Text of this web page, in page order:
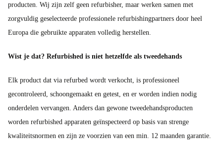
producten. Wij zijn zelf geen refurbisher, maar werken samen met
zorgvuldig geselecteerde professionele refurbishingpartners door heel
Europa die gebruikte apparaten volledig herstellen.
Wist je dat? Refurbished is niet hetzelfde als tweedehands
Elk product dat via refurbed wordt verkocht, is professioneel
gecontroleerd, schoongemaakt en getest, en er worden indien nodig
onderdelen vervangen. Anders dan gewone tweedehandsproducten
worden refurbished apparaten geïnspecteerd op basis van strenge
kwaliteitsnormen en zijn ze voorzien van een min. 12 maanden garantie.